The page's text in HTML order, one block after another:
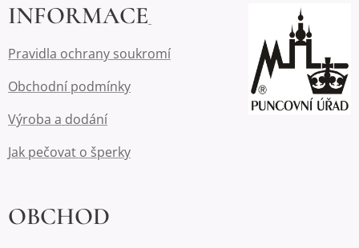
INFORMACE
Pravidla ochrany soukromí
Obchodní podmínky
Výroba a dodání
Jak pečovat o šperky
OBCHOD